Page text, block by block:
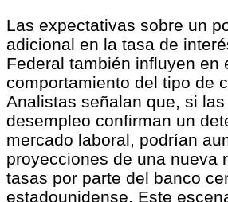
Las expectativas sobre un
adicional en la tasa de
Federal también influyen en
comportamiento del tipo de
Analistas señalan que, si
desempleo confirman un
mercado laboral, podrían
proyecciones de una nueva
tasas por parte del banco
estadounidense. Este